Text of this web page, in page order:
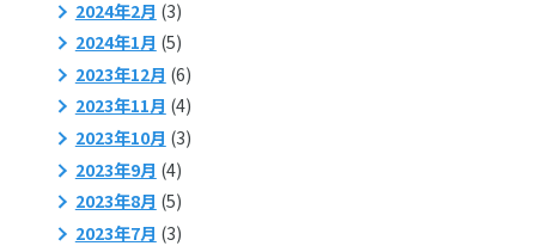
2024年2月 (3)
2024年1月 (5)
2023年12月 (6)
2023年11月 (4)
2023年10月 (3)
2023年9月 (4)
2023年8月 (5)
2023年7月 (3)